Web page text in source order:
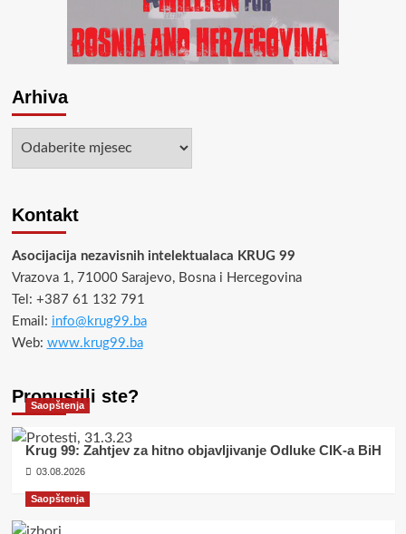
Arhiva
Kontakt
Asocijacija nezavisnih intelektualaca KRUG 99
Vrazova 1, 71000 Sarajevo, Bosna i Hercegovina
Tel: +387 61 132 791
Email: info@krug99.ba
Web: www.krug99.ba
Propustili ste?
Saopštenja
Krug 99: Zahtjev za hitno objavljivanje Odluke CIK-a BiH
03.08.2026
Saopštenja